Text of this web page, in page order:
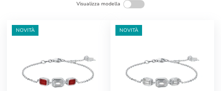
Visualizza modella
NOVITÀ NOVITÀ